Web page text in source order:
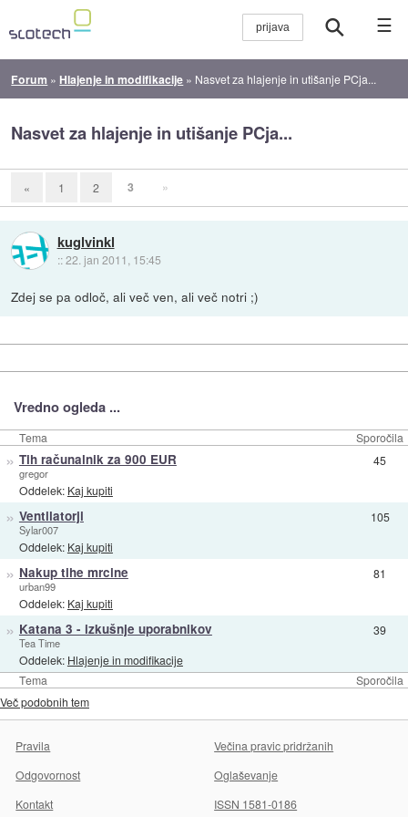
☰
Forum » Hlajenje in modifikacije » Nasvet za hlajenje in utišanje PCja...
Nasvet za hlajenje in utišanje PCja...
« 1 2 3 »
kuglvinkl
::22. jan 2011, 15:45
Zdej se pa odloč, ali več ven, ali več notri ;)
Vredno ogleda ...
Tema Sporočila
Tema Sporočila
» Tih računalnik za 900 EUR
gregor
Oddelek: Kaj kupiti
45
» Ventilatorji
Sylar007
Oddelek: Kaj kupiti
105
» Nakup tihe mrcine
urban99
Oddelek: Kaj kupiti
81
» Katana 3 - izkušnje uporabnikov
Tea Time
Oddelek: Hlajenje in modifikacije
39
Več podobnih tem
Pravila
Večina pravic pridržanih
Odgovornost
Oglaševanje
Kontakt
ISSN 1581-0186